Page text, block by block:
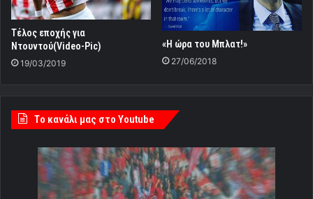
Τέλος εποχής για
Ντουντού(Video-Pic)
19/03/2019
«Η ώρα του Μπλατ!»
27/06/2018
Tο κανάλι μας στο Youtube